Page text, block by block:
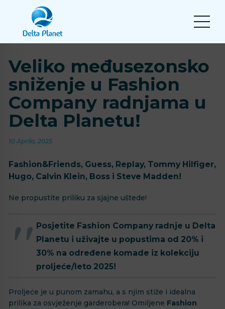
Veliko međusezonsko
sniženje u Fashion
Company radnjama u
Delta Planetu!
10 Aprila, 2025
Fashion&Friends, Guess, Replay, Tommy Hilfiger,
Hugo, Calvin Klein, Boss i Steve Madden!
Ne propustite priliku za sjajne uštede!
Posjetite Fashion Company radnje u Delta
Planetu i uživajte u popustima od 20% i
30% na određene komade iz kolekciju
proljeće/leto 2025!
Proljeće je u punom zamahu, a s njim stiže i idealna
prilika za osvježenje garderobera! Omiljene Fashion